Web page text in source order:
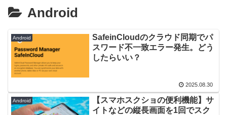
Android
Android
SafeinCloudのクラウド同期でパ
スワード不一致エラー発生。どう
したらいい？
2025.08.30
Android
【スマホスクショの便利機能】サ
イトなどの縦長画面を1回でスク